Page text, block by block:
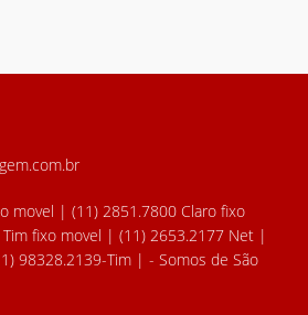
movel | (11) 2851.7800 Claro fixo
fixo movel | (11) 2653.2177 Net |
98328.2139-Tim | - Somos de São